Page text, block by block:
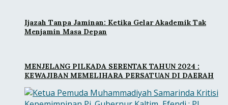
Ijazah Tanpa Jaminan: Ketika Gelar Akademik Tak
Menjamin Masa Depan
MENJELANG PILKADA SERENTAK TAHUN 2024 :
KEWAJIBAN MEMELIHARA PERSATUAN DI DAERAH